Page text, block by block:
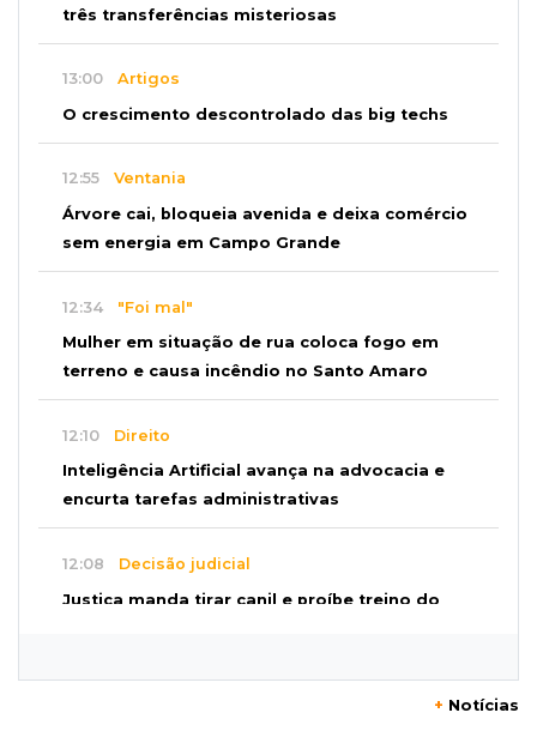
três transferências misteriosas
13:00 Artigos
O crescimento descontrolado das big techs
12:55 Ventania
Árvore cai, bloqueia avenida e deixa comércio
sem energia em Campo Grande
12:34 "Foi mal"
Mulher em situação de rua coloca fogo em
terreno e causa incêndio no Santo Amaro
12:10 Direito
Inteligência Artificial avança na advocacia e
encurta tarefas administrativas
12:08 Decisão judicial
Justiça manda tirar canil e proíbe treino do
+ Notícias